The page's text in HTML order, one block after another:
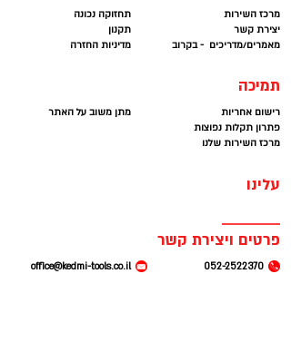
תחזוקה נכונה
תקנון
מדיניות החזרה
מרכז השירות
יצירת קשר
מאמרים/מדריכים - בקרוב
תמיכה
מתן משוב על האתר
רישום אחריות
פתרון תקלות נפוצות
מרכז השירות שלנו
עלינו
פרטים ויצירת קשר
office@kedmi-tools.co.il
052-2522370